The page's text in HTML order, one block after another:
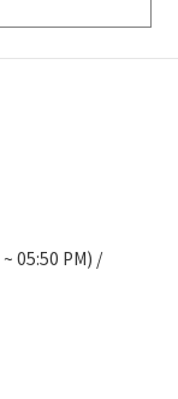
05:50 PM) /